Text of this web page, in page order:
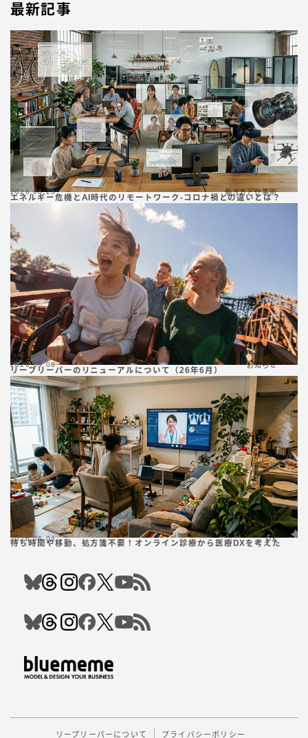
最新記事
エネルギー危機とAI時代のリモートワーク-コロナ禍との違いとは？
2026.06.25 働き方と仕事術
リープリーパーのリニューアルについて（26年6月）
2026.06.08 お知らせ
待ち時間や移動、処方箋不要！オンライン診療から医療DXを考えた
2026.06.04 DX
リープリーパーについて プライバシーポリシー